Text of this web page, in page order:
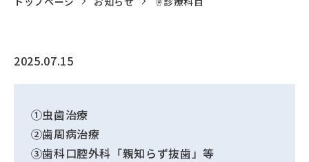
2025.07.15
①虫歯治療
②歯周病治療
③歯科口腔外科「親知らず抜歯」等